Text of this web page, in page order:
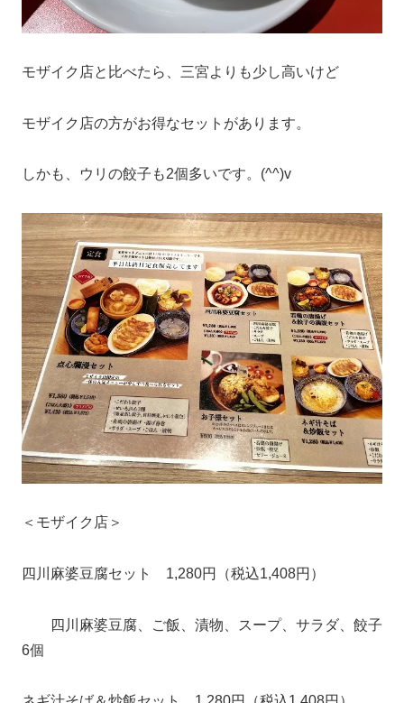
モザイク店と比べたら、三宮よりも少し高いけど
モザイク店の方がお得なセットがあります。
しかも、ウリの餃子も2個多いです。(^^)v
＜モザイク店＞
四川麻婆豆腐セット 1,280円（税込1,408円）
四川麻婆豆腐、ご飯、漬物、スープ、サラダ、餃子
6個